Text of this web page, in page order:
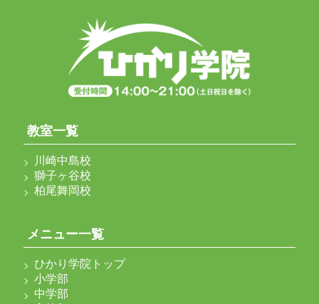
教室一覧
川崎中島校
獅子ヶ谷校
柏尾舞岡校
メニュー一覧
ひかり学院トップ
小学部
中学部